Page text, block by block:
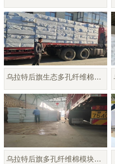
乌拉特后旗生态多孔纤维棉模块厂家
乌拉特后旗多孔纤维棉模块厂家直销